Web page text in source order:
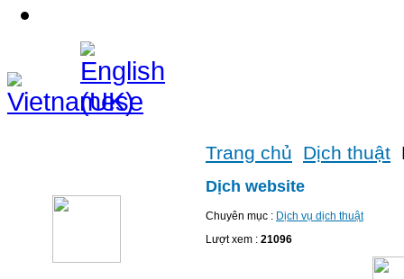
Trang chủ Dịch thuật
Dịch website
Chuyên mục : Dịch vụ dịch thuật
Lượt xem : 21096